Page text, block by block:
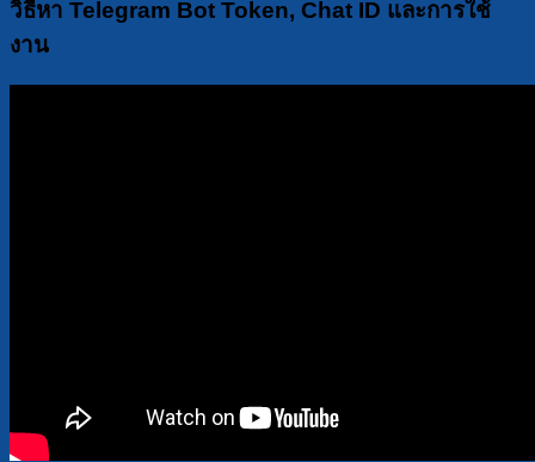
วิธีหา Telegram Bot Token, Chat ID และการใช้
งาน